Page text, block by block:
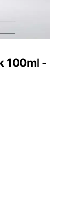
100ml -